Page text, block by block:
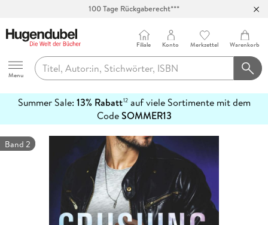
100 Tage Rückgaberecht***
Hugendubel
Menu
Filiale Konto Merkzettel Warenkorb
Summer Sale: 13% Rabatt12auf viele Sortimente mit dem
CodeSOMMER13
erfahren
Band 2